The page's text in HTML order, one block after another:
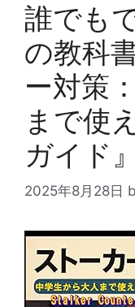
誰でも
の教科
ー対策
まで使
ガイド
2025年8月28日